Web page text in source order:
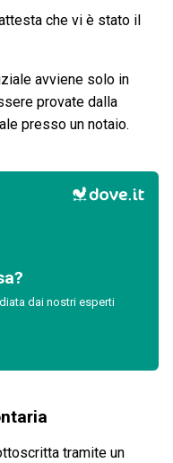
che vi è stato il
avviene solo in
provate dalla
presso un notaio.
dai nostri esperti
tramite un